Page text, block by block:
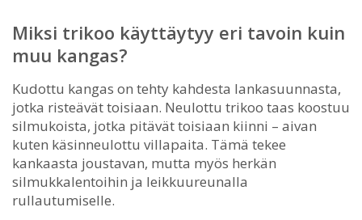
Miksi trikoo käyttäytyy eri tavoin kuin
muu kangas?
Kudottu kangas on tehty kahdesta lankasuunnasta,
jotka risteävät toisiaan. Neulottu trikoo taas koostuu
silmukoista, jotka pitävät toisiaan kiinni – aivan
kuten käsinneulottu villapaita. Tämä tekee
kankaasta joustavan, mutta myös herkän
silmukkalentoihin ja leikkuureunalla
rullautumiselle.